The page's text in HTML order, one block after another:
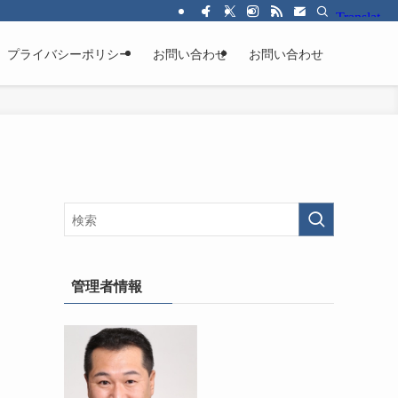
プライバシーポリシー お問い合わせ お問い合わせ
管理者情報